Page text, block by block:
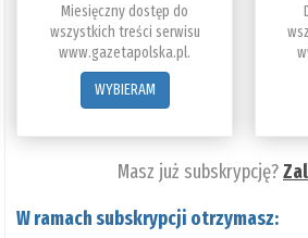
Miesięczny dostęp do
wszystkich treści serwisu
www.gazetapolska.pl.
WYBIERAM
Masz już subskrypcję?
W ramach subskrypcji otrzymasz: